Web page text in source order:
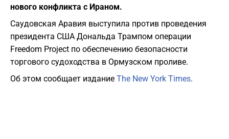
нового конфликта с Ираном.
Саудовская Аравия выступила против проведения
президента США Дональда Трампом операции
Freedom Project по обеспечению безопасности
торгового судоходства в Ормузском проливе.
Об этом сообщает издание The New York Times.